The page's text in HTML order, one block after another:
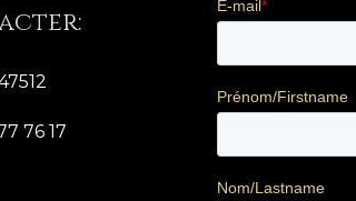
76 17